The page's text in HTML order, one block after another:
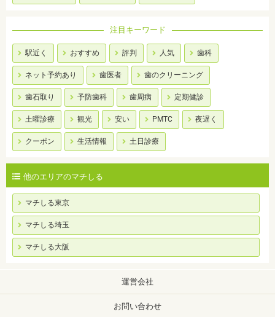
注目キーワード
駅近く おすすめ 評判 人気 歯科
ネット予約あり 歯医者 歯のクリーニング
歯石取り 予防歯科 歯周病 定期健診
土曜診療 観光 安い PMTC 夜遅く
クーポン 生活情報 土日診療
他のエリアのマチしる
マチしる東京
マチしる埼玉
マチしる大阪
運営会社
お問い合わせ